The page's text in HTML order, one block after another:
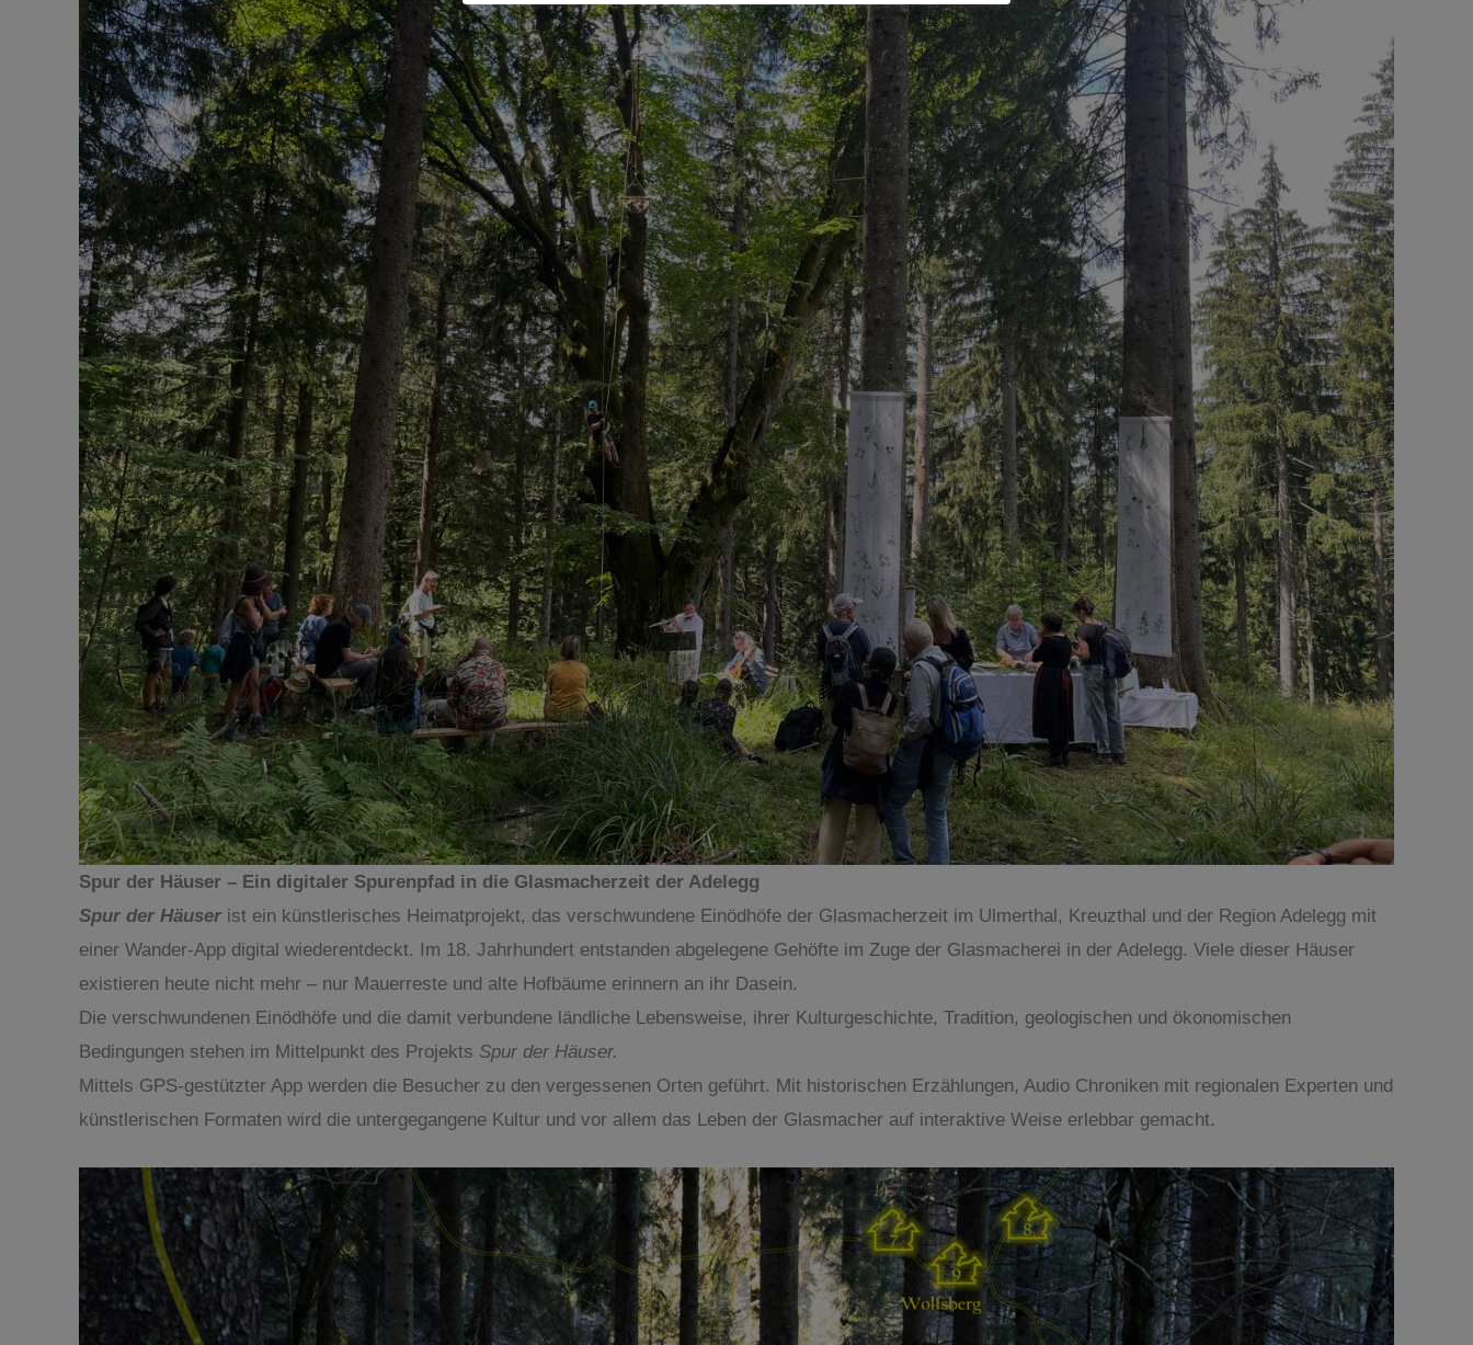
Spur der Häuser – Ein digitaler Spurenpfad in die Glasmacherzeit der Adelegg
Spur der Häuser ist ein künstlerisches Heimatprojekt, das verschwundene Einödhöfe der Glasmacherzeit im Ulmerthal, Kreuzthal und der Region Adelegg mit
einer Wander-App digital wiederentdeckt. Im 18. Jahrhundert entstanden abgelegene Gehöfte im Zuge der Glasmacherei in der Adelegg. Viele dieser Häuser
existieren heute nicht mehr – nur Mauerreste und alte Hofbäume erinnern an ihr Dasein.
Die verschwundenen Einödhöfe und die damit verbundene ländliche Lebensweise, ihrer Kulturgeschichte, Tradition, geologischen und ökonomischen
Bedingungen stehen im Mittelpunkt des Projekts Spur der Häuser.
Mittels GPS-gestützter App werden die Besucher zu den vergessenen Orten geführt. Mit historischen Erzählungen, Audio Chroniken mit regionalen Experten und
künstlerischen Formaten wird die untergegangene Kultur und vor allem das Leben der Glasmacher auf interaktive Weise erlebbar gemacht.